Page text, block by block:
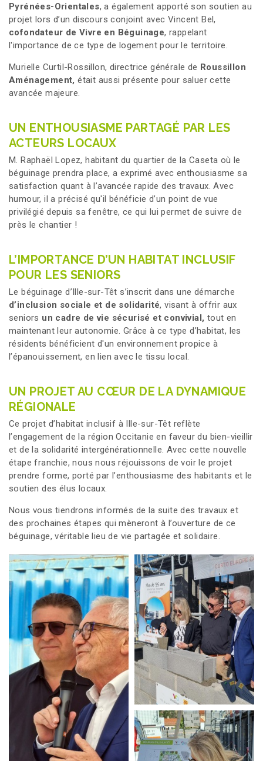
Pyrénées-Orientales, a également apporté son soutien au
projet lors d’un discours conjoint avec Vincent Bel,
cofondateur de Vivre en Béguinage, rappelant
l'importance de ce type de logement pour le territoire.
Murielle Curtil-Rossillon, directrice générale de Roussillon
Aménagement,était aussi présente pour saluer cette
avancée majeure.
UN ENTHOUSIASME PARTAGÉ PAR LES
ACTEURS LOCAUX
M. Raphaël Lopez, habitant du quartier de la Caseta où le
béguinage prendra place, a exprimé avec enthousiasme sa
satisfaction quant à l’avancée rapide des travaux. Avec
humour, il a précisé qu'il bénéficie d’un point de vue
privilégié depuis sa fenêtre, ce qui lui permet de suivre de
près le chantier !
L’IMPORTANCE D’UN HABITAT INCLUSIF
POUR LES SENIORS
Le béguinage d’Ille-sur-Têt s’inscrit dans une démarche
d’inclusion sociale et de solidarité, visant à offrir aux
seniors un cadre de vie sécurisé et convivial, tout en
maintenant leur autonomie. Grâce à ce type d’habitat, les
résidents bénéficient d'un environnement propice à
l’épanouissement, en lien avec le tissu local.
UN PROJET AU CŒUR DE LA DYNAMIQUE
RÉGIONALE
Ce projet d’habitat inclusif à Ille-sur-Têt reflète
l’engagement de la région Occitanie en faveur du bien-vieillir
et de la solidarité intergénérationnelle. Avec cette nouvelle
étape franchie, nous nous réjouissons de voir le projet
prendre forme, porté par l’enthousiasme des habitants et le
soutien des élus locaux.
Nous vous tiendrons informés de la suite des travaux et
des prochaines étapes qui mèneront à l’ouverture de ce
béguinage, véritable lieu de vie partagée et solidaire.